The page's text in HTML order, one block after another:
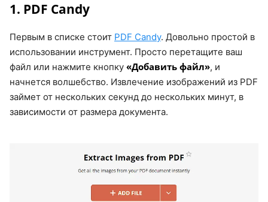
1. PDF Candy
Первым в списке стоит PDF Candy. Довольно простой в
использовании инструмент. Просто перетащите ваш
файл или нажмите кнопку «Добавить файл», и
начнется волшебство. Извлечение изображений из PDF
займет от нескольких секунд до нескольких минут, в
зависимости от размера документа.